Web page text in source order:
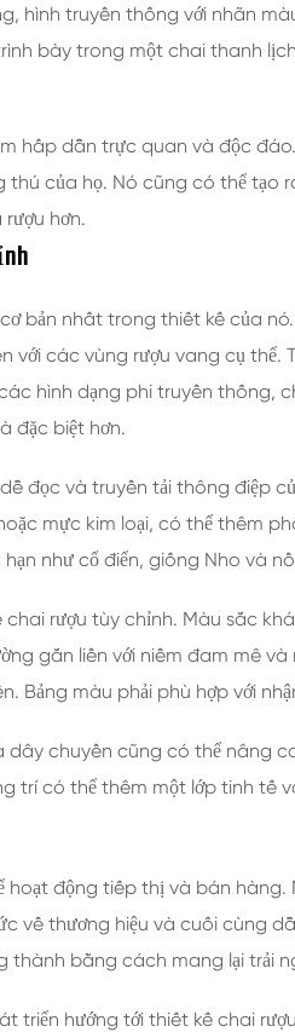
hình truyền thống với nhãn
bày trong một chai thanh
hấp dẫn trực quan và độc
của họ. Nó cũng có thể tạo
hơn.
bản nhất trong thiết kế của
với các vùng rượu vang cụ thể.
hình dạng phi truyền thống,
đặc biệt hơn.
đọc và truyền tải thông điệp
mực kim loại, có thể thêm
như cổ điển, giống Nho và
rượu tùy chỉnh. Màu sắc
gắn liền với niềm đam mê
màu phải phù hợp với
chuyền cũng có thể nâng
trí có thể thêm một lớp tinh tế
hoạt động tiếp thị và bán
về thương hiệu và cuối cùng
bằng cách mang lại trải
triển hướng tới thiết kế chai